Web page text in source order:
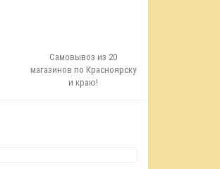
Самовывоз из 20
магазинов по Красноярску
и краю!